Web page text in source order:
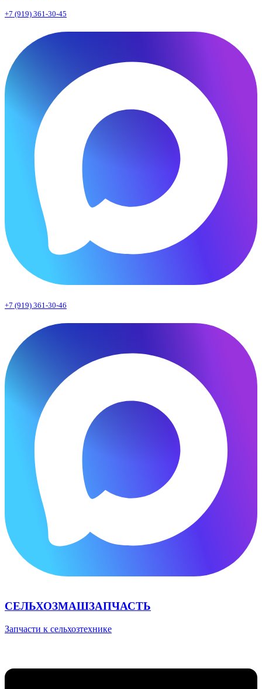
+7 (919) 361-30-45
+7 (919) 361-30-46
СЕЛЬХОЗМАШЗАПЧАСТЬ
Запчасти к сельхозтехнике